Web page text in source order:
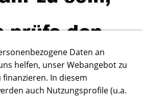
Daten an
helfen, unser Webangebot zu
In diesem
auch Nutzungsprofile (u.a.